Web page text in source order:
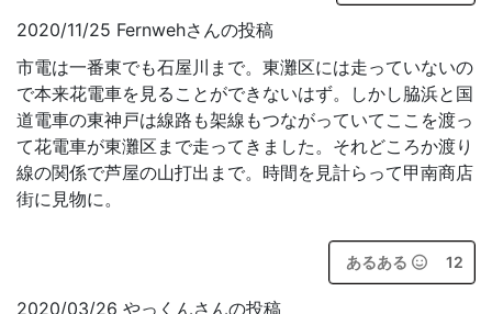
2020/11/25 Fernwehさんの投稿
市電は一番東でも石屋川まで。東灘区には走っていないの
で本来花電車を見ることができないはず。しかし脇浜と国
道電車の東神戸は線路も架線もつながっていてここを渡っ
て花電車が東灘区まで走ってきました。それどころか渡り
線の関係で芦屋の山打出まで。時間を見計らって甲南商店
街に見物に。
あるある 12
2020/03/26 やっくんさんの投稿